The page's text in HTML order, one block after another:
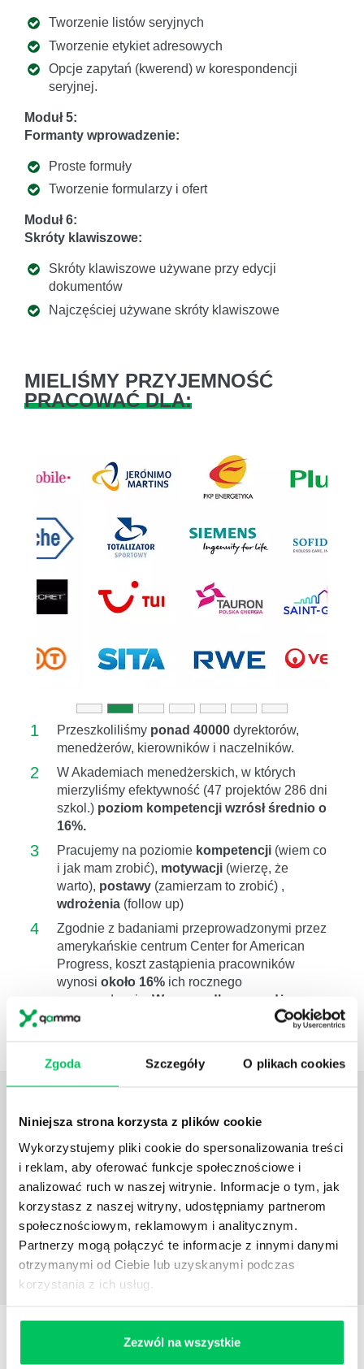
Zgoda Szczegóły O plikach cookies
Niniejsza strona korzysta z plików cookie
Wykorzystujemy pliki cookie do spersonalizowania treści
i reklam, aby oferować funkcje społecznościowe i
analizować ruch w naszej witrynie. Informacje o tym, jak
korzystasz z naszej witryny, udostępniamy partnerom
społecznościowym, reklamowym i analitycznym.
Partnerzy mogą połączyć te informacje z innymi danymi
otrzymanymi od Ciebie lub uzyskanymi podczas
korzystania z ich usług.
Zezwól na wszystkie
Tworzenie listów seryjnych
Tworzenie etykiet adresowych
Opcje zapytań (kwerend) w korespondencji
seryjnej.
Moduł 5:
Formanty wprowadzenie:
Proste formuły
Tworzenie formularzy i ofert
Moduł 6:
Skróty klawiszowe:
Skróty klawiszowe używane przy edycji
dokumentów
Najczęściej używane skróty klawiszowe
MIELIŚMY PRZYJEMNOŚĆ
PRACOWAĆ DLA:
1 Przeszkoliliśmy ponad 40000 dyrektorów,
menedżerów, kierowników i naczelników.
2
W Akademiach menedżerskich, w których
mierzyliśmy efektywność (47 projektów 286 dni
szkol.) poziom kompetencji wzrósł średnio o
16%.
3 Pracujemy na poziomie kompetencji (wiem co
i jak mam zrobić), motywacji (wierzę, że
warto), postawy (zamierzam to zrobić) ,
wdrożenia (follow up)
4
Zgodnie z badaniami przeprowadzonymi przez
amerykańskie centrum Center for American
Progress, koszt zastąpienia pracowników
wynosi około 16% ich rocznego
wynagrodzenia. W przypadku menadżera
zwiększa się do 100%.
przeprowadzonego szkolenia, mający
odzwierciedlenie w danych uzyskanych z ankiet od
uczestników. Szkolenie cechowało bardzo dobre
przygotowanie merytoryczne trenerów prowadzących
oraz wysoki poziom obsługi nas, jako klienta firmy
GAMMA.
Anna PrzezdzieckaKierownik Kard i Płac w
FORTE S.A
Dowiedz się więcej
KONSULTANTSZKOLENIA